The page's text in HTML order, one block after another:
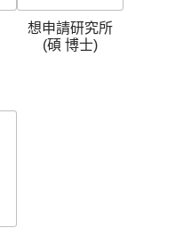
想申請研究所
(碩 博士)